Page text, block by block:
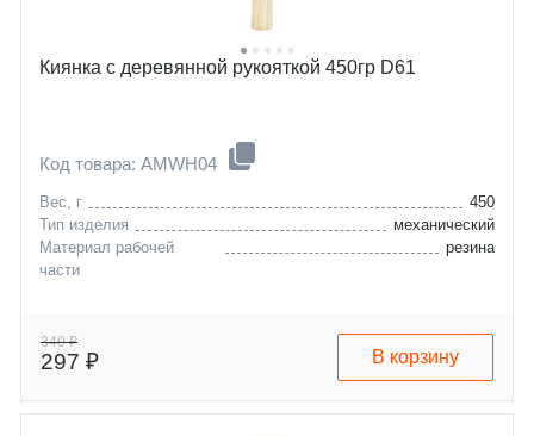
Киянка с деревянной рукояткой 450гр D61
Код товара: AMWH04
Вес, г
450
Тип изделия
механический
Материал рабочей
части
резина
340 ₽
297 ₽ В корзину